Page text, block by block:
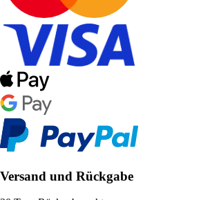
Versand und Rückgabe